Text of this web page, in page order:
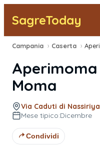
SagreToday
Segnala una sagra
Tutte le Sagre
Vicino a Me
Campania › Caserta ›
Moma
Via Caduti di
Mese tipico:Dicembre
Condividi